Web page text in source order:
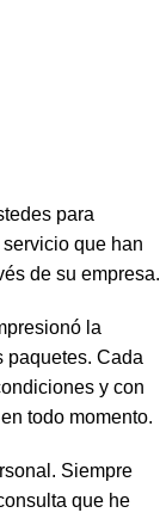
para
que han
de su empresa.
la
paquetes. Cada
y con
todo momento.
Siempre
que he